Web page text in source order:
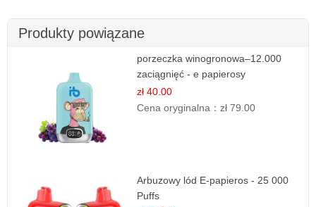
Produkty powiązane
porzeczka winogronowa–12.000
zaciągnięć - e papierosy
zł 40.00
Cena oryginalna：zł 79.00
Arbuzowy lód E-papieros - 25 000
Puffs